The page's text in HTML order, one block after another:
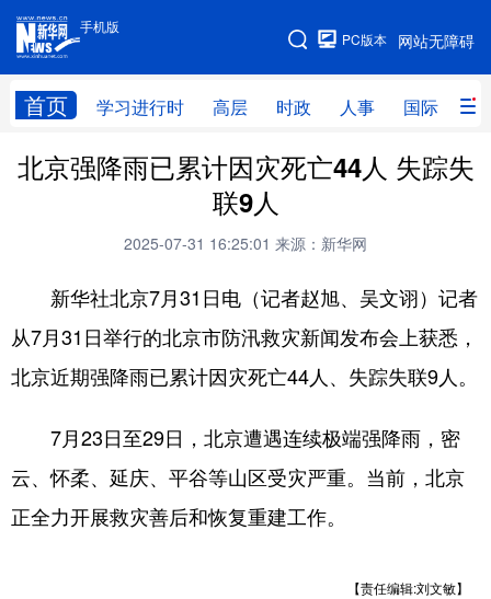
手机版
网站无障碍
PC版本
首页 学习进行时 高层 时政 人事 国际 财
手机版
网站地图
学习进行时 高层 时政 人事
思客智库 全球连线
科技 科普 体育 文化
健康 军事 访谈 视频
图片 中央文件 金融 汽车
食品 人居 信息化 乡村振兴
溯源中国 城市 旅游 能源
会展 彩票 娱乐
一带一路
北京强降雨已累计因灾死亡44人 失踪失
联9人
2025-07-31 16:25:01 来源：新华网
新华社北京7月31日电（记者赵旭、吴文诩）记者
从7月31日举行的北京市防汛救灾新闻发布会上获悉，
北京近期强降雨已累计因灾死亡44人、失踪失联9人。
7月23日至29日，北京遭遇连续极端强降雨，密
云、怀柔、延庆、平谷等山区受灾严重。当前，北京
正全力开展救灾善后和恢复重建工作。
【责任编辑:刘文敏】